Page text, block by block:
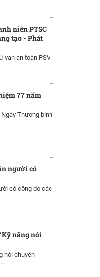
niên PTSC
tạo - Phát
van an toàn PSV
77 năm
Thương binh
người có
có công do các
năng nói
nói chuyên